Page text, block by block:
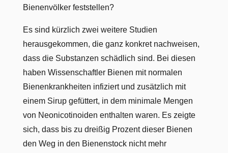
Bienenvölker feststellen?
Es sind kürzlich zwei weitere Studien
herausgekommen, die ganz konkret nachweisen,
dass die Substanzen schädlich sind. Bei diesen
haben Wissenschaftler Bienen mit normalen
Bienenkrankheiten infiziert und zusätzlich mit
einem Sirup gefüttert, in dem minimale Mengen
von Neonicotinoiden enthalten waren. Es zeigte
sich, dass bis zu dreißig Prozent dieser Bienen
den Weg in den Bienenstock nicht mehr